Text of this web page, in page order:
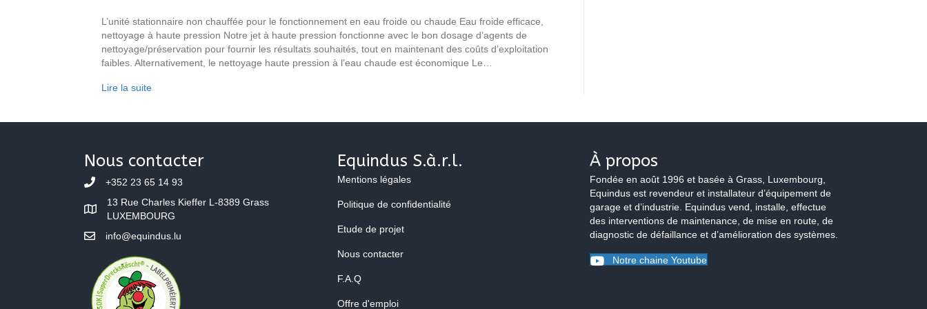
L’unité stationnaire non chauffée pour le fonctionnement en eau froide ou chaude Eau froide efficace,
nettoyage à haute pression Notre jet à haute pression fonctionne avec le bon dosage d’agents de
nettoyage/préservation pour fournir les résultats souhaités, tout en maintenant des coûts d’exploitation
faibles. Alternativement, le nettoyage haute pression à l’eau chaude est économique Le…
Lire la suite
Nous contacter
+352 23 65 14 93
13 Rue Charles Kieffer L-8389 Grass
LUXEMBOURG
info@equindus.lu
Equindus S.à.r.l.
Mentions légales
Politique de confidentialité
Etude de projet
Nous contacter
F.A.Q
Offre d'emploi
À propos
Fondée en août 1996 et basée à Grass, Luxembourg,
Equindus est revendeur et installateur d’équipement de
garage et d’industrie. Equindus vend, installe, effectue
des interventions de maintenance, de mise en route, de
diagnostic de défaillance et d’amélioration des systèmes.
Notre chaine Youtube